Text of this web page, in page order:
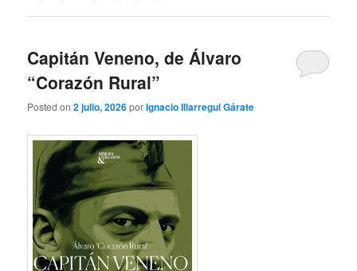
Capitán Veneno, de Álvaro
“Corazón Rural”
Posted on2 julio, 2026porIgnacio Illarregui Gárate